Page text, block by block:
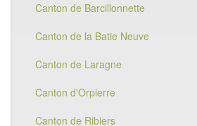
Canton de Barcillonnette
Canton de la Batie Neuve
Canton de Laragne
Canton d'Orpierre
Canton de Ribiers